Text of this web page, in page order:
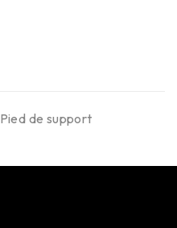
Pied de support